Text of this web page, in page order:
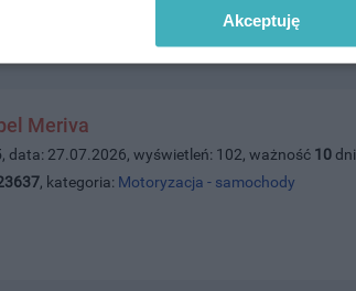
Meriva
data: 27.07.2026, wyświetleń: 102, ważność 10 dni
, kategoria: Motoryzacja - samochody
Akceptuję